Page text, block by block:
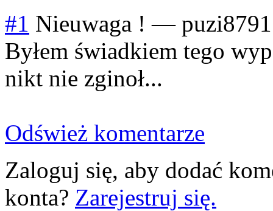
#1 Nieuwaga ! — puzi8791
Byłem świadkiem tego
nikt nie zginoł...
Odśwież komentarze
Zaloguj się, aby dodać
konta? Zarejestruj się.